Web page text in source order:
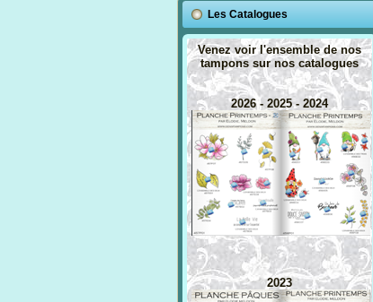
Les Catalogues
Venez voir l'ensemble de nos
tampons sur nos catalogues
2026 - 2025 - 2024
2023